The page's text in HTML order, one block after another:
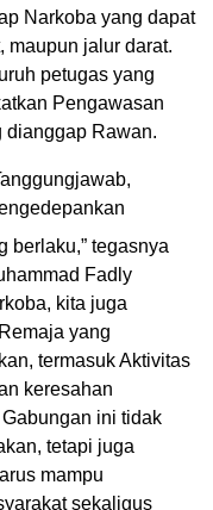
Narkoba yang dapat
maupun jalur darat.
petugas yang
Pengawasan
dianggap Rawan.
berlaku,” tegasnya
Fadly
kita juga
yang
termasuk Aktivitas
keresahan
ini tidak
tetapi juga
mampu
sekaligus